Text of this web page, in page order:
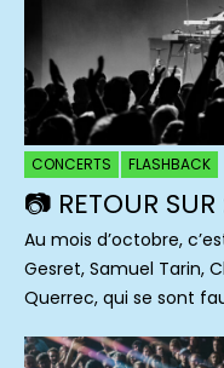
CONCERTS FLASHBACK
📷 RETOUR
Au mois d’octobre,
Gesret, Samuel Tarin,
Querrec, qui se sont